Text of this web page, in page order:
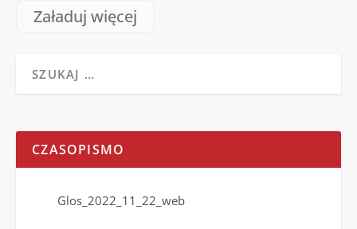
Załaduj więcej
CZASOPISMO
Glos_2022_11_22_web